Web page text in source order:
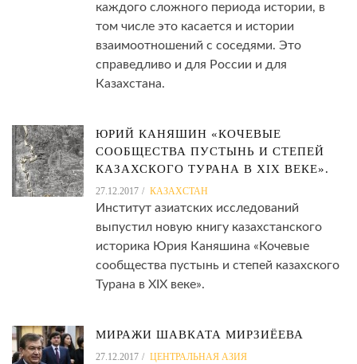
каждого сложного периода истории, в
том числе это касается и истории
взаимоотношений с соседями. Это
справедливо и для России и для
Казахстана.
ЮРИЙ КАНЯШИН «КОЧЕВЫЕ
СООБЩЕСТВА ПУСТЫНЬ И СТЕПЕЙ
КАЗАХСКОГО ТУРАНА В XIX ВЕКЕ».
27.12.2017 КАЗАХСТАН
Институт азиатских исследований
выпустил новую книгу казахстанского
историка Юрия Каняшина «Кочевые
сообщества пустынь и степей казахского
Турана в XIX веке».
МИРАЖИ ШАВКАТА МИРЗИЁЕВА
27.12.2017 ЦЕНТРАЛЬНАЯ АЗИЯ